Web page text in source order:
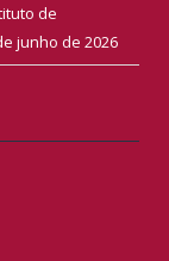
de
junho de 2026